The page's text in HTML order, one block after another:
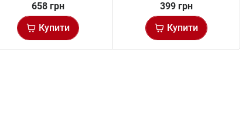
658 грн
Купити
399 грн
Купити